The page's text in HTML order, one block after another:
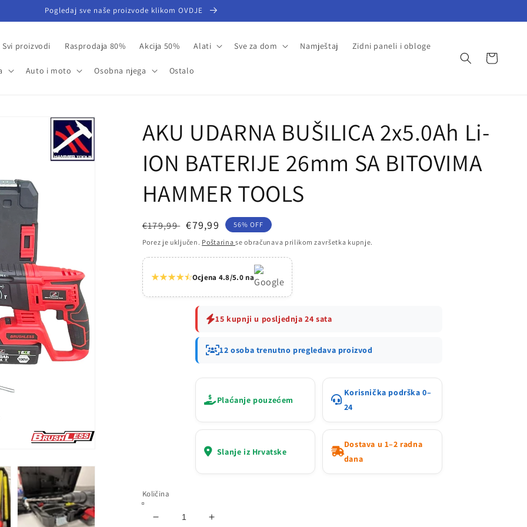
Pogledaj sve naše proizvode klikom OVDJE
Svi proizvodi Rasprodaja 80% Akcija 50% Alati Sve za dom Namještaj Zidni paneli i obloge
Auto i moto Osobna njega Ostalo
Košarica
AKU UDARNA BUŠILICA 2x5.0Ah Li-
ION BATERIJE 26mm SA BITOVIMA
HAMMER TOOLS
Redovna
cijena
€179,99 Prodajna
cijena
€79,99
56% OFF
Porez je uključen. Poštarinase obračunava prilikom završetka kupnje.
Ocjena 4.8/5.0 na
15 kupnji u posljednja 24 sata
12 osoba trenutno pregledava proizvod
Plaćanje pouzećem
Korisnička podrška 0–
24
Slanje iz Hrvatske
Dostava u 1–2 radna
dana
Količina
Smanji
Povećaj